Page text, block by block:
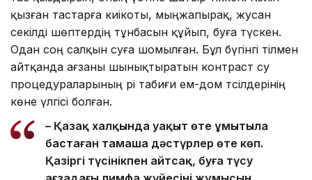
қызған тастарға киікоты, мыңжапырақ, жусан
секілді шөптердің тұнбасын құйып, буға түскен.
Одан соң салқын суға шомылған. Бұл бүгінгі тілмен
айтқанда ағзаны шынықтыратын контраст су
процедураларының әрі табиғи ем-дом тәсілдерінің
көне үлгісі болған.
– Қазақ халқында уақыт өте ұмытыла
бастаған тамаша дәстүрлер өте көп.
Қазіргі түсінікпен айтсақ, буға түсу